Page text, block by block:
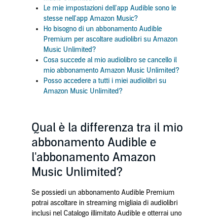
Le mie impostazioni dell'app Audible sono le
stesse nell'app Amazon Music?
Ho bisogno di un abbonamento Audible
Premium per ascoltare audiolibri su Amazon
Music Unlimited?
Cosa succede al mio audiolibro se cancello il
mio abbonamento Amazon Music Unlimited?
Posso accedere a tutti i miei audiolibri su
Amazon Music Unlimited?
Qual è la differenza tra il mio
abbonamento Audible e
l'abbonamento Amazon
Music Unlimited?
Se possiedi un abbonamento Audible Premium
potrai ascoltare in streaming migliaia di audiolibri
inclusi nel Catalogo illimitato Audible e otterrai uno